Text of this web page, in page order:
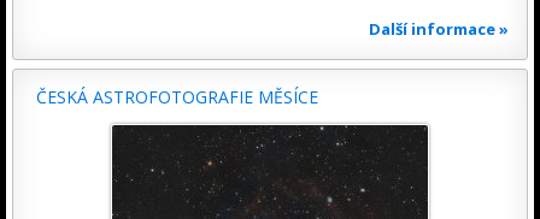
Další informace »
ČESKÁ ASTROFOTOGRAFIE MĚSÍCE